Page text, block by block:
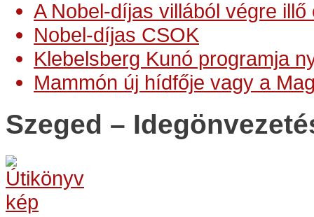
A Nobel-díjas villából végre
Nobel-díjas CSOK
Klebelsberg Kunó programja
Mammón új hídfője vagy a
Szeged –